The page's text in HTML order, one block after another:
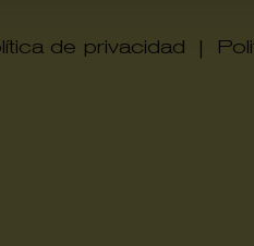
de privacidad |